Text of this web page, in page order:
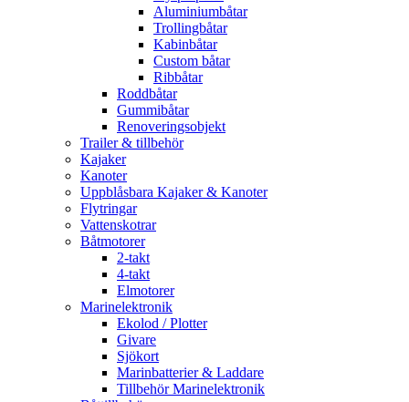
Aluminiumbåtar
Trollingbåtar
Kabinbåtar
Custom båtar
Ribbåtar
Roddbåtar
Gummibåtar
Renoveringsobjekt
Trailer & tillbehör
Kajaker
Kanoter
Uppblåsbara Kajaker & Kanoter
Flytringar
Vattenskotrar
Båtmotorer
2-takt
4-takt
Elmotorer
Marinelektronik
Ekolod / Plotter
Givare
Sjökort
Marinbatterier & Laddare
Tillbehör Marinelektronik